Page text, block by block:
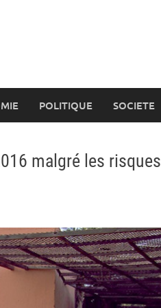
POLITIQUE SOCIETE
malgré les risques